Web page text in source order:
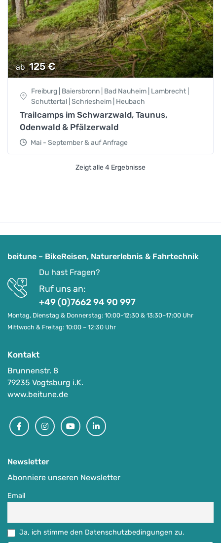
ab 125€
Freiburg | Baiersbronn | Bad Nauheim | Lambrecht |
Schuttertal | Schriesheim | Heubach
Trailcamps im Schwarzwald, Taunus,
Odenwald & Pfälzerwald
Mai - September & auf Anfrage
Bad Krozingen | Teningen | Schriesheim | Bahlingen a.K.
Zeigt alle 4 Ergebnisse
beitune – BikeReisen, Naturerlebnis & Fahrtechnik
Du hast Fragen?
Ruf uns an:
+49 (0)7662 94 90 997
Montag, Dienstag & Donnerstag: 10:00-12:30 & 13:30–17:00 Uhr
Mittwoch & Freitag: 10:00 – 12:30 Uhr
Kontakt
Brunnenstr. 8
79235 Vogtsburg i.K.
www.beitune.de
FacebookInstagramYoutubeLinkedin
Newsletter
Abonniere unseren Newsletter
Email
Ja, ich stimme den Datenschutzbedingungen zu.